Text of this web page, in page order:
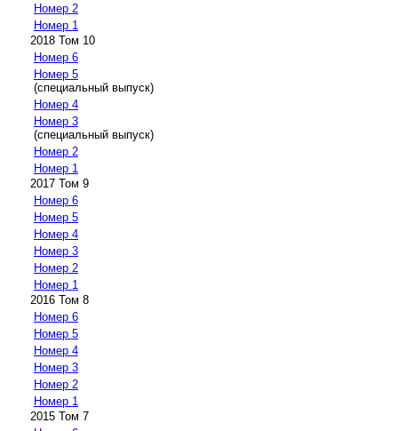
Номер 2
Номер 1
2018 Том 10
Номер 6
Номер 5
(специальный выпуск)
Номер 4
Номер 3
(специальный выпуск)
Номер 2
Номер 1
2017 Том 9
Номер 6
Номер 5
Номер 4
Номер 3
Номер 2
Номер 1
2016 Том 8
Номер 6
Номер 5
Номер 4
Номер 3
Номер 2
Номер 1
2015 Том 7